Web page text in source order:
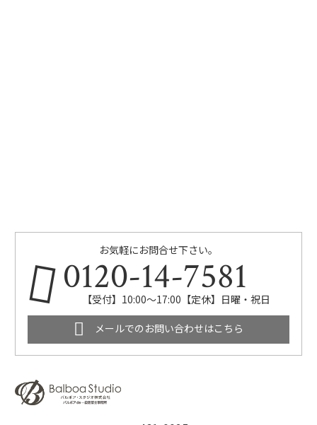
お気軽にお問合せ下さい。
0120-14-7581
【受付】10:00～17:00【定休】日曜・祝日
メールでのお問い合わせはこちら